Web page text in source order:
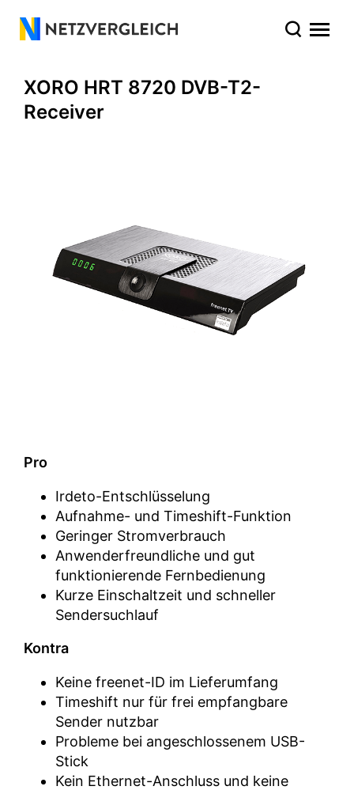
XORO HRT 8720 DVB-T2-
Receiver
Pro
Irdeto-Entschlüsselung
Aufnahme- und Timeshift-Funktion
Geringer Stromverbrauch
Anwenderfreundliche und gut
funktionierende Fernbedienung
Kurze Einschaltzeit und schneller
Sendersuchlauf
Kontra
Keine freenet-ID im Lieferumfang
Timeshift nur für frei empfangbare
Sender nutzbar
Probleme bei angeschlossenem USB-
Stick
Kein Ethernet-Anschluss und keine